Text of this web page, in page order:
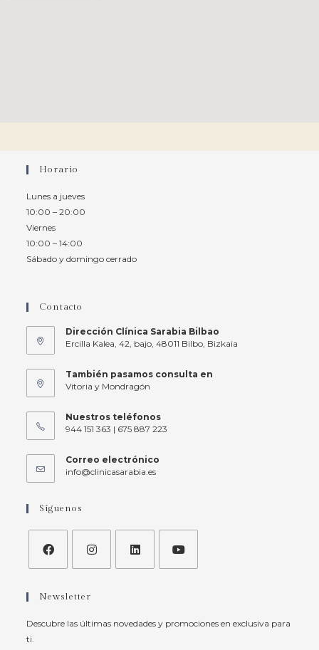
Horario
Lunes a jueves
10:00 – 20:00
Viernes
10:00 – 14:00
Sábado y domingo cerrado
Contacto
Dirección Clínica Sarabia Bilbao
Ercilla Kalea, 42, bajo, 48011 Bilbo, Bizkaia
También pasamos consulta en
Vitoria y Mondragón
Nuestros teléfonos
944 151 363 | 675 887 223
Correo electrónico
info@clinicasarabia.es
Síguenos
Newsletter
Descubre las últimas novedades y promociones en exclusiva para
ti.